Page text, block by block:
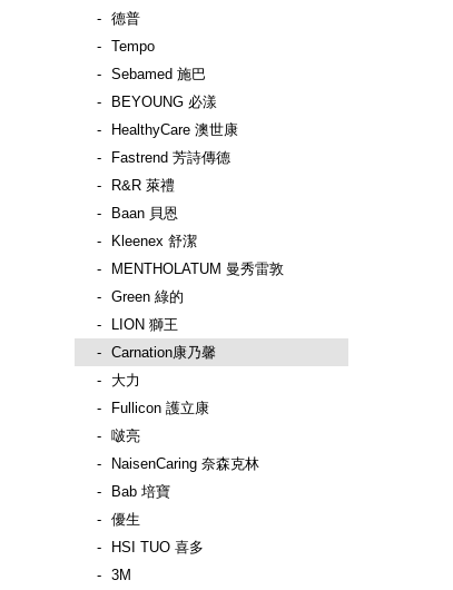
德普
Tempo
Sebamed 施巴
BEYOUNG 必漾
HealthyCare 澳世康
Fastrend 芳詩傳德
R&R 萊禮
Baan 貝恩
Kleenex 舒潔
MENTHOLATUM 曼秀雷敦
Green 綠的
LION 獅王
Carnation康乃馨
大力
Fullicon 護立康
啵亮
NaisenCaring 奈森克林
Bab 培寶
優生
HSI TUO 喜多
3M